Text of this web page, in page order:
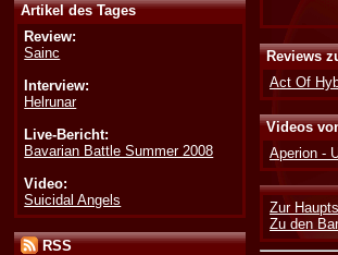
Artikel des Tages
Review:
Sainc
Interview:
Helrunar
Live-Bericht:
Bavarian Battle Summer 2008
Video:
Suicidal Angels
RSS
Reviews
Act Of
Videos
Aperion -
Zur
Zu den